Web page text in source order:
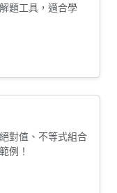
題工具，適合學
對值、不等式組合
例！